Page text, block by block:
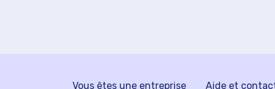
Vous êtes une entreprise Aide et